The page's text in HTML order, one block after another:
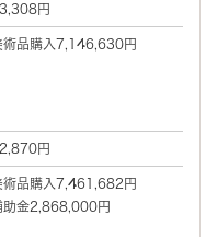
円
術品購入7,146,630円
円
術品購入7,461,682円
助金2,868,000円